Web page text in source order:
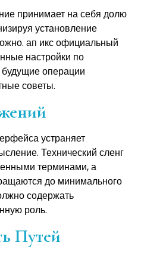
принимает на себя долю
установление
ап икс официальный
настройки по
будущие операции
советы.
устраняет
Технический сленг
терминами, а
до минимального
содержать
роль.
Путей